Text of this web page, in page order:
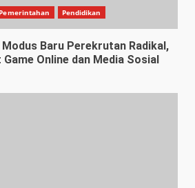
Pemerintahan Pendidikan
Modus Baru Perekrutan Radikal,
Online dan Media Sosial